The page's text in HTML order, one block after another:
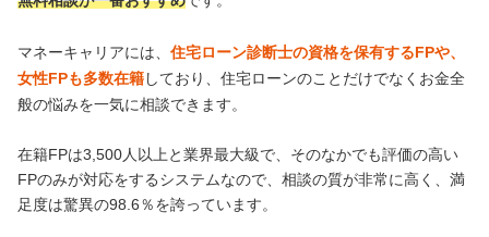
マネーキャリアには、 住宅ローン診断士の資格を保有するFPや、
女性FPも多数在籍しており、住宅ローンのことだけでなくお金全
般の悩みを一気に相談できます。
在籍FPは3,500人以上と業界最大級で、そのなかでも評価の高い
FPのみが対応をするシステムなので、相談の質が非常に高く、満
足度は驚異の98.6％を誇っています。